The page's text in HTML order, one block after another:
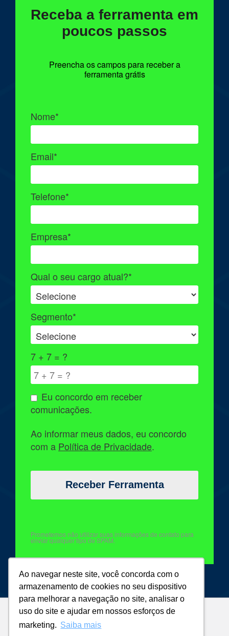
Ao navegar neste site, você concorda com o
armazenamento de cookies no seu dispositivo
para melhorar a navegação no site, analisar o
uso do site e ajudar em nossos esforços de
marketing. Saiba mais
Receba a ferramenta em
poucos passos
Preencha os campos para receber a
ferramenta grátis
Nome*
Email*
Telefone*
Empresa*
Qual o seu cargo atual?*
Segmento*
7 + 7 = ?
Eu concordo em receber
comunicações.
Ao informar meus dados, eu concordo
com a Política de Privacidade.
Prometemos não utilizar suas informações de contato para
enviar qualquer tipo de SPAM.